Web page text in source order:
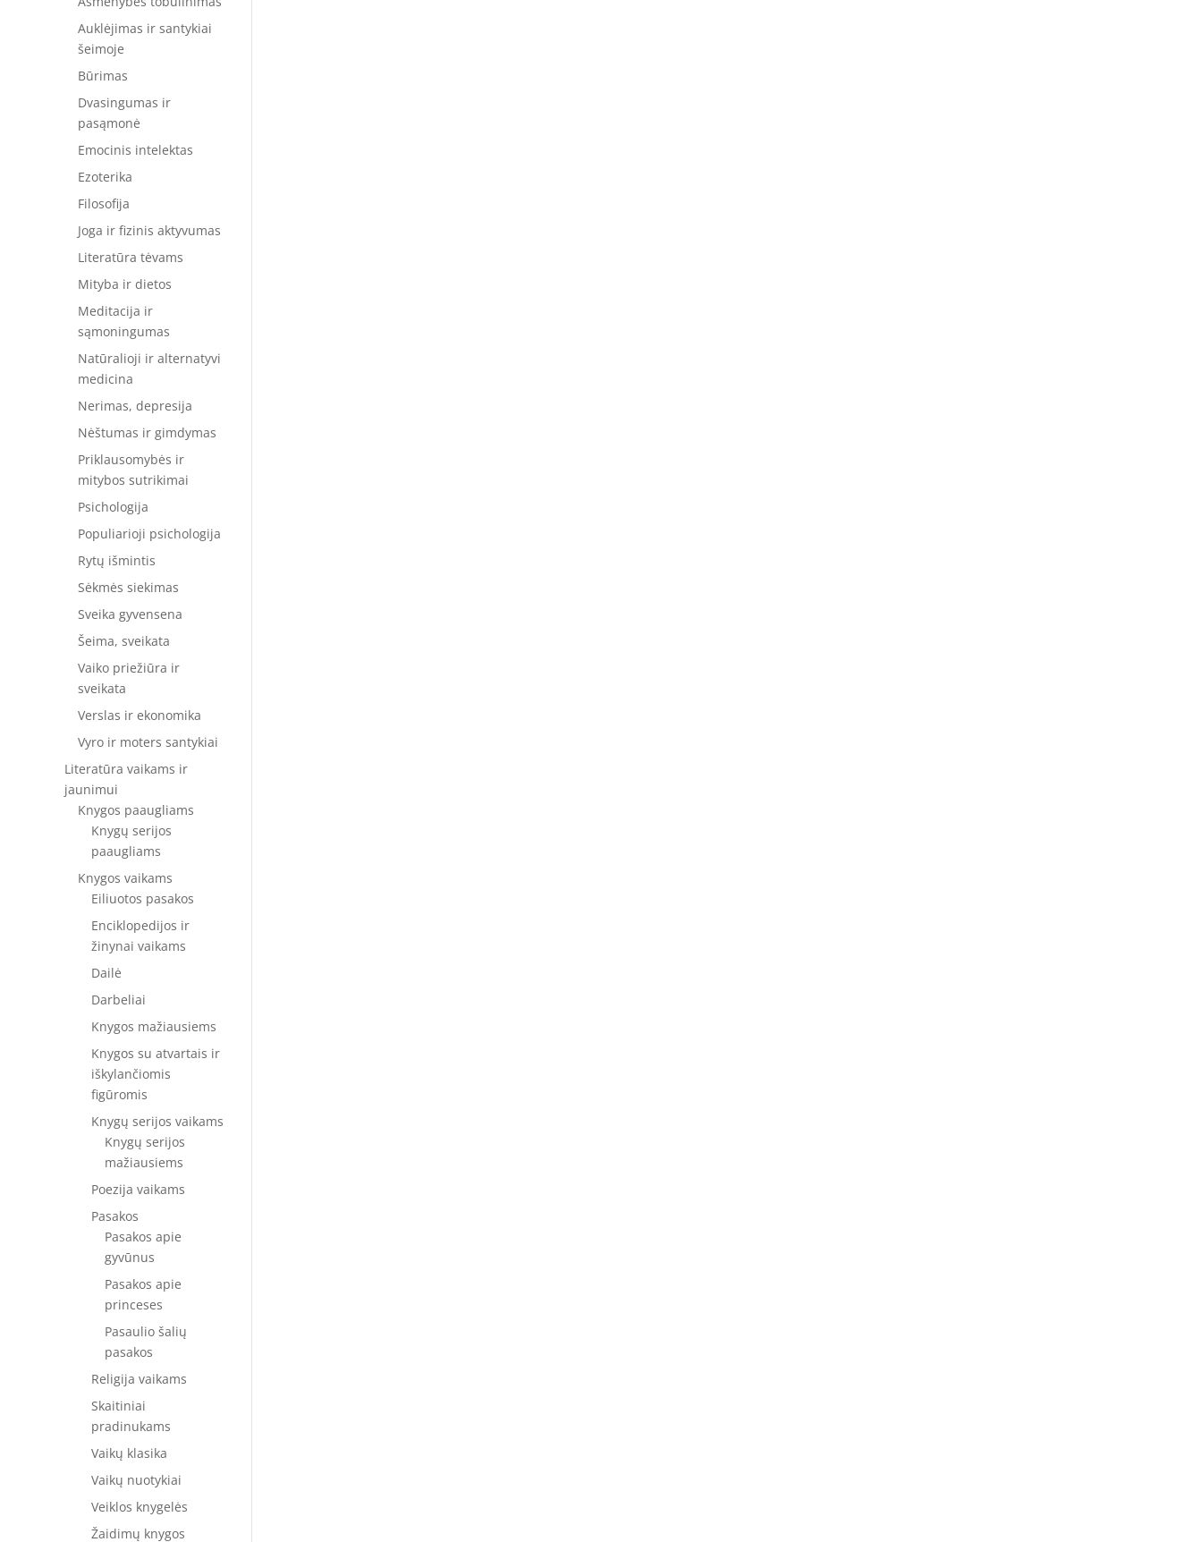
Auklėjimas ir santykiai
šeimoje
Būrimas
Dvasingumas ir
pasąmonė
Emocinis intelektas
Ezoterika
Filosofija
Joga ir fizinis aktyvumas
Literatūra tėvams
Mityba ir dietos
Meditacija ir
sąmoningumas
Natūralioji ir alternatyvi
medicina
Nerimas, depresija
Nėštumas ir gimdymas
Priklausomybės ir
mitybos sutrikimai
Psichologija
Populiarioji psichologija
Rytų išmintis
Sėkmės siekimas
Sveika gyvensena
Šeima, sveikata
Vaiko priežiūra ir
sveikata
Verslas ir ekonomika
Vyro ir moters santykiai
Literatūra vaikams ir
jaunimui
Knygos paaugliams
Knygų serijos
paaugliams
Knygos vaikams
Eiliuotos pasakos
Enciklopedijos ir
žinynai vaikams
Dailė
Darbeliai
Knygos mažiausiems
Knygos su atvartais ir
iškylančiomis
figūromis
Knygų serijos vaikams
Knygų serijos
mažiausiems
Poezija vaikams
Pasakos
Pasakos apie
gyvūnus
Pasakos apie
princeses
Pasaulio šalių
pasakos
Religija vaikams
Skaitiniai
pradinukams
Vaikų klasika
Vaikų nuotykiai
Veiklos knygelės
Žaidimų knygos